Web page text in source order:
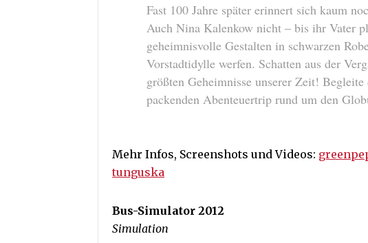
Fast 100 Jahre später erinnert sich kaum
Auch Nina Kalenkow nicht – bis ihr Vater
geheimnisvolle Gestalten in schwarzen
Vorstadtidylle werfen. Schatten aus der
größten Geheimnisse unserer Zeit!
packenden Abenteuertrip rund um den
Mehr Infos, Screenshots und Videos:
tunguska
Bus-Simulator 2012
Simulation